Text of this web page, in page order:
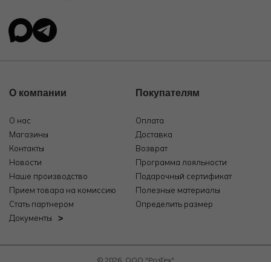
О компании
О нас
Магазины
Контакты
Новости
Наше производство
Прием товара на комиссию
Стать партнером
Документы
Покупателям
Оплата
Доставка
Возврат
Программа лояльности
Подарочный сертификат
Полезные материалы
Определить размер
© 2026, ООО "РозТех"